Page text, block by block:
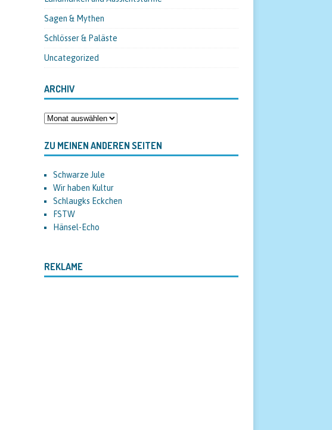
Sagen & Mythen
Schlösser & Paläste
Uncategorized
ARCHIV
ZU MEINEN ANDEREN SEITEN
Schwarze Jule
Wir haben Kultur
Schlaugks Eckchen
FSTW
Hänsel-Echo
REKLAME